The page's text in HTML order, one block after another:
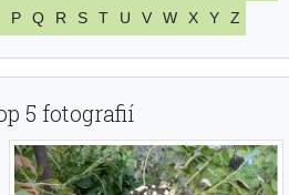
P
Q R S T U V W X Y Z
5 fotografií